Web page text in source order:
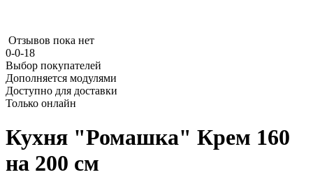
Отзывов пока нет
0-0-18
Выбор покупателей
Дополняется модулями
Доступно для доставки
Только онлайн
Кухня "Ромашка" Крем 160
на 200 см